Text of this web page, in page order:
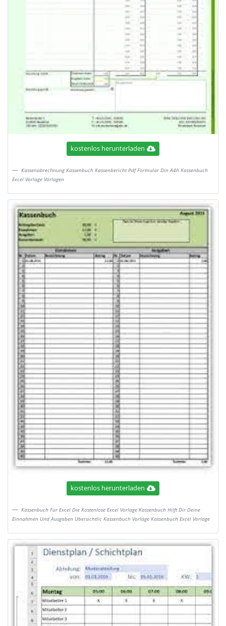
kostenlos herunterladen
Kassenabrechnung Kassenbuch Kassenbericht Pdf Formular Din A4h Kassenbuch
Excel Vorlage Vorlagen
kostenlos herunterladen
Kassenbuch Fur Excel Die Kostenlose Excel Vorlage Kassenbuch Hilft Dir Deine
Einnahmen Und Ausgaben Ubersichtlic Kassenbuch Vorlage Kassenbuch Excel Vorlage